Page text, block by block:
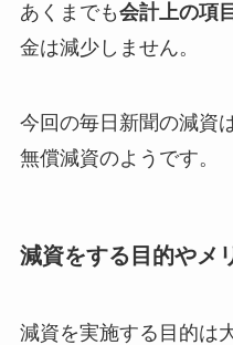
あくまでも会計上の項
金は減少しません。
今回の毎日新聞の減資
無償減資のようです。
減資をする目的やメ
減資を実施する目的は